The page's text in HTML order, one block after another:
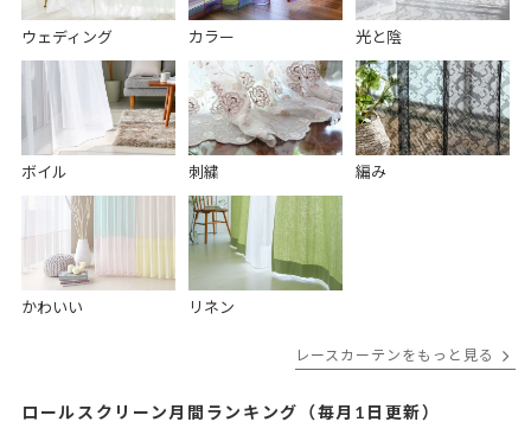
ウェディング カラー 光と陰
ボイル 刺繍 編み
かわいい リネン
レースカーテンをもっと見る
ロールスクリーン月間ランキング（毎月1日更新）